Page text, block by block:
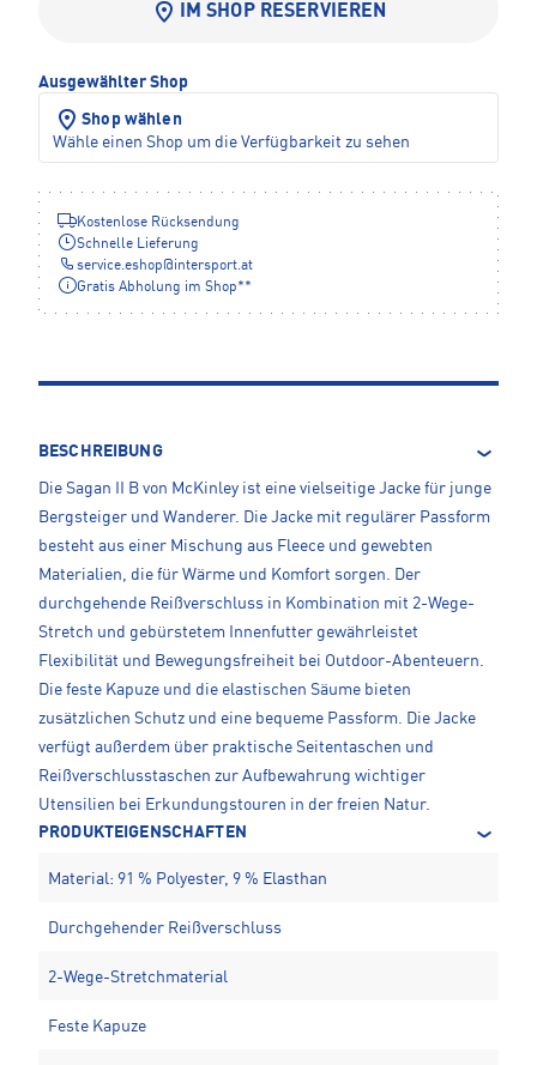
IM SHOP RESERVIEREN
Ausgewählter Shop
Shop wählen
Wähle einen Shop um die Verfügbarkeit zu sehen
Kostenlose Rücksendung
Schnelle Lieferung
service.eshop@intersport.at
Gratis Abholung im Shop**
BESCHREIBUNG
Die Sagan II B von McKinley ist eine vielseitige Jacke für junge
Bergsteiger und Wanderer. Die Jacke mit regulärer Passform
besteht aus einer Mischung aus Fleece und gewebten
Materialien, die für Wärme und Komfort sorgen. Der
durchgehende Reißverschluss in Kombination mit 2-Wege-
Stretch und gebürstetem Innenfutter gewährleistet
Flexibilität und Bewegungsfreiheit bei Outdoor-Abenteuern.
Die feste Kapuze und die elastischen Säume bieten
zusätzlichen Schutz und eine bequeme Passform. Die Jacke
verfügt außerdem über praktische Seitentaschen und
Reißverschlusstaschen zur Aufbewahrung wichtiger
Utensilien bei Erkundungstouren in der freien Natur.
PRODUKTEIGENSCHAFTEN
Material: 91 % Polyester, 9 % Elasthan
Durchgehender Reißverschluss
2-Wege-Stretchmaterial
Feste Kapuze